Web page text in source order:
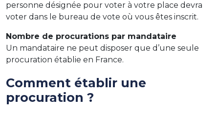
personne désignée pour voter à votre place devra
voter dans le bureau de vote où vous êtes inscrit.
Nombre de procurations par mandataire
Un mandataire ne peut disposer que d’une seule
procuration établie en France.
Comment établir une
procuration ?